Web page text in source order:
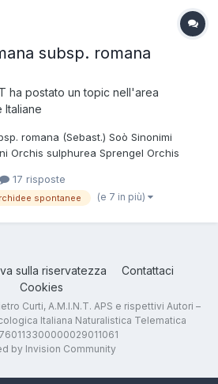
subsp. romana
ha postato un topic nell'area
Italiane
romana (Sebast.) Soò Sinonimi
Orchis sulphurea Sprengel Orchis
Franco Dactylorhiza sambucina
(Tenore) Sundermann Tassonomia
17 risposte
spontanee (e 7 in più)
sulla riservatezza
Contattaci
Cookies
Curti, A.M.I.N.T. APS e rispettivi Autori –
Italiana Naturalistica Telematica
by Invision Community